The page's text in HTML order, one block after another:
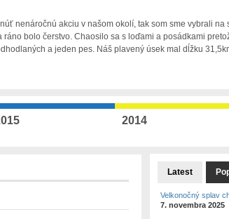
nenáročnú akciu v našom okolí, tak som sme vybrali na
ráno bolo čerstvo. Chaosilo sa s loďami a posádkami
a jeden pes. Náš plavený úsek mal dĺžku
2014
Latest
Velkonočný splav
7. novembra 2025